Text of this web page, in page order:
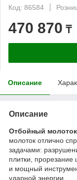
Код: 86584
470 870 ₸
Описание
Описание
Отбойный молоток
молоток отлично
задачами:
плитки,
и мощный
ударной энергии.